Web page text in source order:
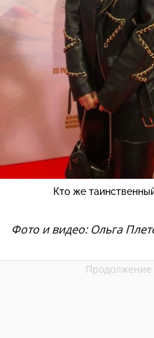
Кто же
Фото и видео: Ольга